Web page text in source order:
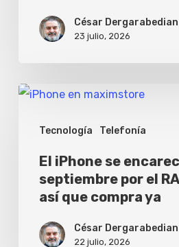
César Dergarabedian
23 julio, 2026
Tecnología Telefonía
El
encarecerá
septiembre
El iPhone se
septiembre por el
así que compra ya
César Dergarabedian
22 julio, 2026